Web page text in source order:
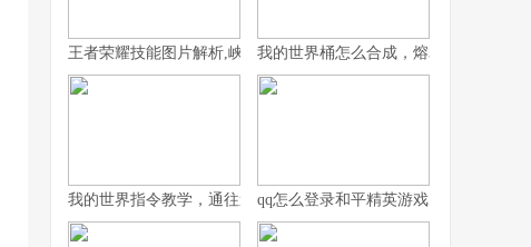
王者荣耀技能图片解析,峡谷战场的视觉密码我的世界桶怎么合成，熔岩水与奶的奥
我的世界指令教学，通往造物主的钥匙，资深玩家的终极指南
qq怎么登录和平精英游戏，一位资深